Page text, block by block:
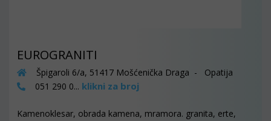
EUROGRANITI
Špigaroli 6/a, 51417 Mošćenička Draga - Opatija
051 290 0... klikni za broj
Kamenoklesar, obrada kamena, mramora. granita, erte,